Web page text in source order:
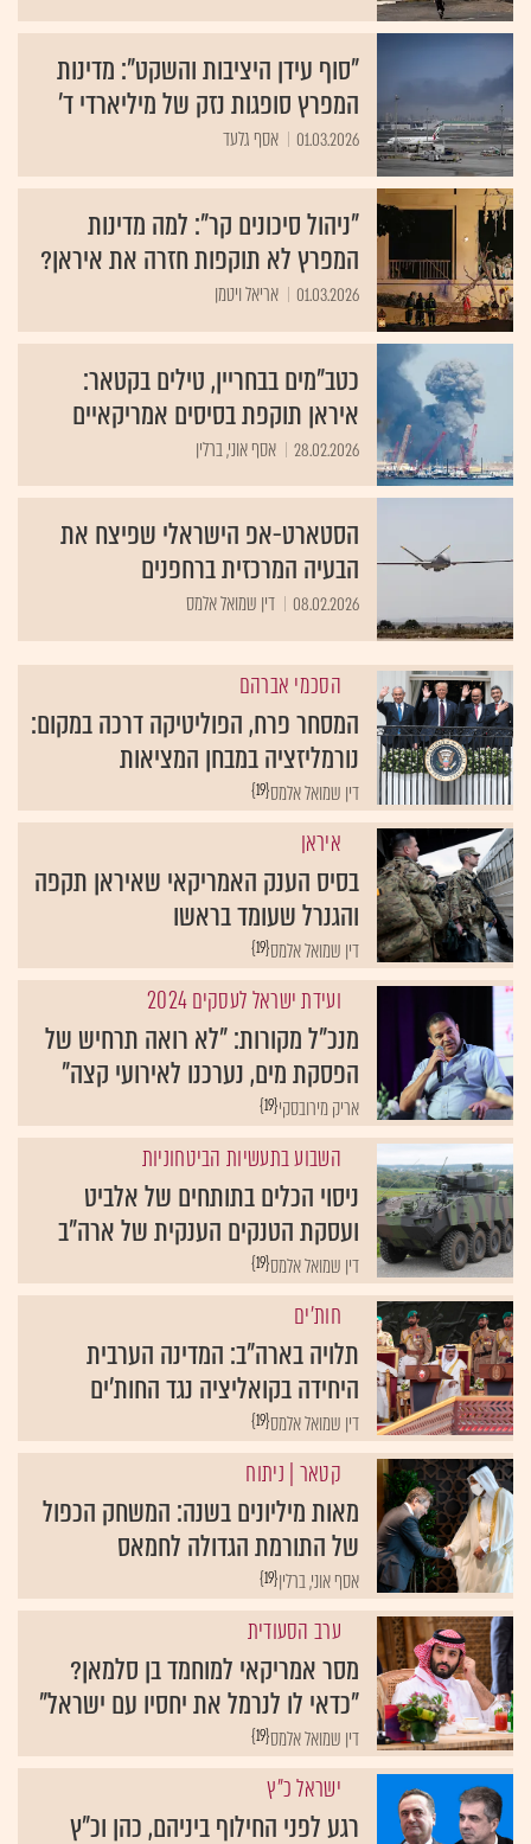
"סוף עידן היציבות והשקט": מדינות
המפרץ סופגות נזק של מיליארדי ד'
01.03.2026 אסף גלעד
"ניהול סיכונים קר": למה מדינות
המפרץ לא תוקפות חזרה את איראן?
01.03.2026 אריאל ויטמן
כטב"מים בבחריין, טילים בקטאר:
איראן תוקפת בסיסים אמריקאיים
28.02.2026 אסף אוני, ברלין
הסטארט-אפ הישראלי שפיצח את
הבעיה המרכזית ברחפנים
08.02.2026 דין שמואל אלמס
הסכמי אברהם
המסחר פרח, הפוליטיקה דרכה במקום:
נורמליזציה במבחן המציאות
{19}דין שמואל אלמס
איראן
בסיס הענק האמריקאי שאיראן תקפה
והגנרל שעומד בראשו
{19}דין שמואל אלמס
ועידת ישראל לעסקים 2024
מנכ"ל מקורות: "לא רואה תרחיש של
הפסקת מים, נערכנו לאירועי קצה"
{19}אריק מירובסקי
השבוע בתעשיות הביטחוניות
ניסוי הכלים בתותחים של אלביט
ועסקת הטנקים הענקית של ארה"ב
{19}דין שמואל אלמס
חות'ים
תלויה בארה"ב: המדינה הערבית
היחידה בקואליציה נגד החות'ים
{19}דין שמואל אלמס
קטאר | ניתוח
מאות מיליונים בשנה: המשחק הכפול
של התורמת הגדולה לחמאס
{19}אסף אוני, ברלין
ערב הסעודית
מסר אמריקאי למוחמד בן סלמאן?
"כדאי לו לנרמל את יחסיו עם ישראל"
{19}דין שמואל אלמס
ישראל כ"ץ
רגע לפני החילוף ביניהם, כהן וכ"ץ